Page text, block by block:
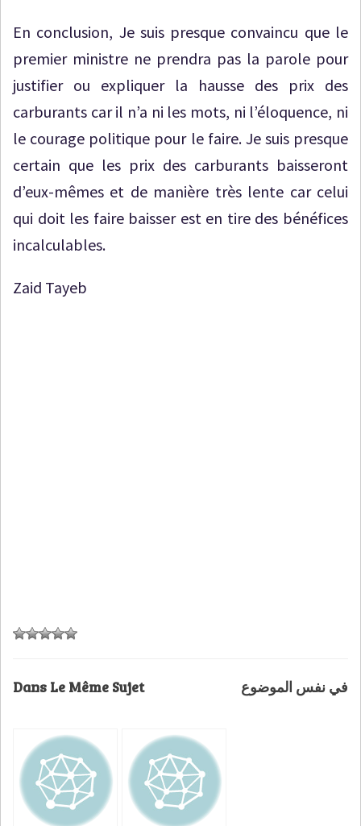
En conclusion, Je suis presque convaincu que le
premier ministre ne prendra pas la parole pour
justifier ou expliquer la hausse des prix des
carburants car il n’a ni les mots, ni l’éloquence, ni
le courage politique pour le faire. Je suis presque
certain que les prix des carburants baisseront
d’eux-mêmes et de manière très lente car celui
qui doit les faire baisser est en tire des bénéfices
incalculables.
Zaid Tayeb
Dans Le Même Sujet في نفس الموضوع